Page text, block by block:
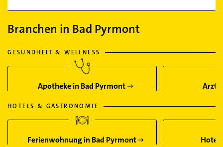
Branchen in Bad Pyrmont
GESUNDHEIT & WELLNESS
Apotheke in Bad Pyrmont Arzt
HOTELS & GASTRONOMIE
Ferienwohnung in Bad Pyrmont Hotel